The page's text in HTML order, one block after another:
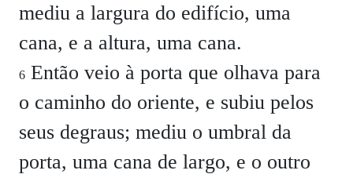
mediu a largura do edifício, uma
cana, e a altura, uma cana.
6 Então veio à porta que olhava para
o caminho do oriente, e subiu pelos
seus degraus; mediu o umbral da
porta, uma cana de largo, e o outro